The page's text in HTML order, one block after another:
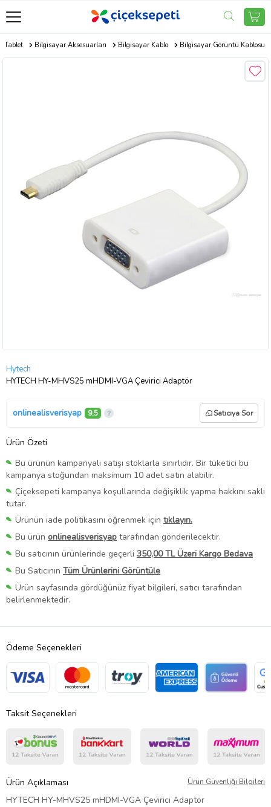
Tablet Bilgisayar Aksesuarları Bilgisayar Kablo Bilgisayar Görüntü Kablosu
Hytech
HYTECH HY-MHVS25 mHDMI-VGA Çevirici Adaptör
onlinealisverisyap 9,5 Satıcıya Sor
Ürün Özeti
Bu ürünün kampanyalı satışı stoklarla sınırlıdır. Bir tüketici bu
kampanya stoğundan maksimum 10 adet satın alabilir.
Çiçeksepeti kampanya koşullarında değişiklik yapma hakkını saklı
tutar.
Ürünün iade politikasını öğrenmek için tıklayın.
Bu ürün onlinealisverisyap tarafından gönderilecektir.
Bu satıcının ürünlerinde geçerli 350,00 TL Üzeri Kargo Bedava
Bu Satıcının Tüm Ürünlerini Görüntüle
Ürün sayfasında gördüğünüz fiyat bilgileri, satıcı tarafından
belirlenmektedir.
Ödeme Seçenekleri
Taksit Seçenekleri
Ürün Açıklaması Ürün Güvenliği Bilgileri
HYTECH HY-MHVS25 mHDMI-VGA Çevirici Adaptör